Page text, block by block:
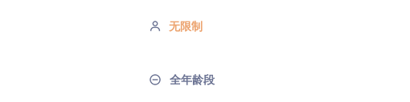
无限制
全年龄段